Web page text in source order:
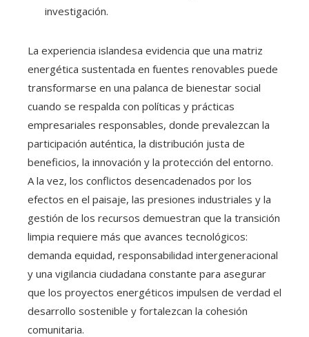
investigación.
La experiencia islandesa evidencia que una matriz
energética sustentada en fuentes renovables puede
transformarse en una palanca de bienestar social
cuando se respalda con políticas y prácticas
empresariales responsables, donde prevalezcan la
participación auténtica, la distribución justa de
beneficios, la innovación y la protección del entorno.
A la vez, los conflictos desencadenados por los
efectos en el paisaje, las presiones industriales y la
gestión de los recursos demuestran que la transición
limpia requiere más que avances tecnológicos:
demanda equidad, responsabilidad intergeneracional
y una vigilancia ciudadana constante para asegurar
que los proyectos energéticos impulsen de verdad el
desarrollo sostenible y fortalezcan la cohesión
comunitaria.